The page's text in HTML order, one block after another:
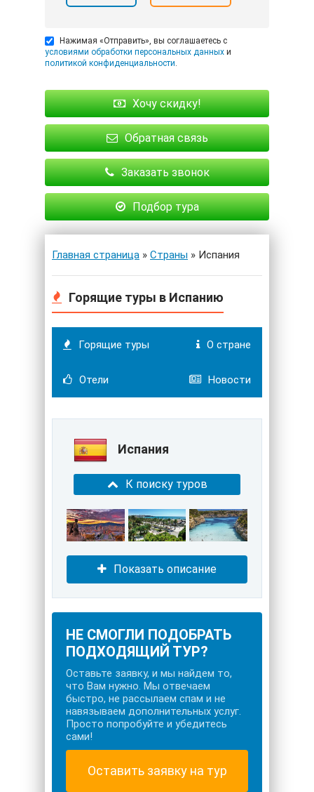
Нажимая «Отправить», вы соглашаетесь с
условиями обработки персональных данных и
политикой конфиденциальности.
Хочу скидку!
Обратная связь
Заказать звонок
Подбор тура
Главная страница » Страны » Испания
Горящие туры в Испанию
Горящие туры О стране
Отели Новости
Испания
К поиску туров
Показать описание
НЕ СМОГЛИ ПОДОБРАТЬ
ПОДХОДЯЩИЙ ТУР?
Оставьте заявку, и мы найдем то,
что Вам нужно. Мы отвечаем
быстро, не рассылаем спам и не
навязываем дополнительных услуг.
Просто попробуйте и убедитесь
сами!
Оставить заявку на тур